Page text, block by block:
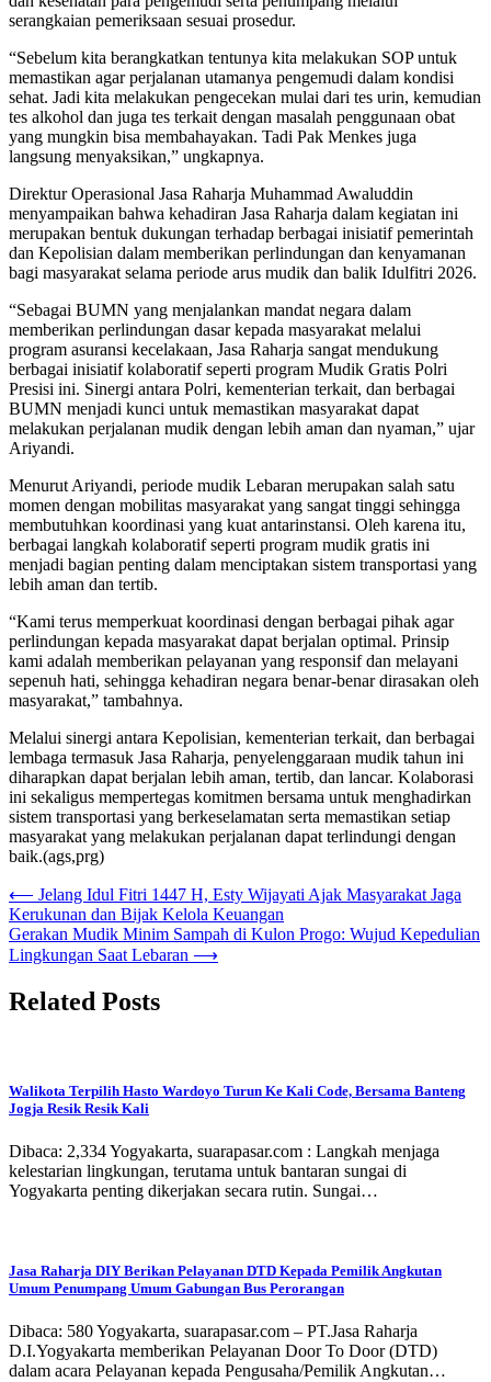
serangkaian pemeriksaan sesuai prosedur.
“Sebelum kita berangkatkan tentunya kita melakukan SOP untuk
memastikan agar perjalanan utamanya pengemudi dalam kondisi
sehat. Jadi kita melakukan pengecekan mulai dari tes urin, kemudian
tes alkohol dan juga tes terkait dengan masalah penggunaan obat
yang mungkin bisa membahayakan. Tadi Pak Menkes juga
langsung menyaksikan,” ungkapnya.
Direktur Operasional Jasa Raharja Muhammad Awaluddin
menyampaikan bahwa kehadiran Jasa Raharja dalam kegiatan ini
merupakan bentuk dukungan terhadap berbagai inisiatif pemerintah
dan Kepolisian dalam memberikan perlindungan dan kenyamanan
bagi masyarakat selama periode arus mudik dan balik Idulfitri 2026.
“Sebagai BUMN yang menjalankan mandat negara dalam
memberikan perlindungan dasar kepada masyarakat melalui
program asuransi kecelakaan, Jasa Raharja sangat mendukung
berbagai inisiatif kolaboratif seperti program Mudik Gratis Polri
Presisi ini. Sinergi antara Polri, kementerian terkait, dan berbagai
BUMN menjadi kunci untuk memastikan masyarakat dapat
melakukan perjalanan mudik dengan lebih aman dan nyaman,” ujar
Ariyandi.
Menurut Ariyandi, periode mudik Lebaran merupakan salah satu
momen dengan mobilitas masyarakat yang sangat tinggi sehingga
membutuhkan koordinasi yang kuat antarinstansi. Oleh karena itu,
berbagai langkah kolaboratif seperti program mudik gratis ini
menjadi bagian penting dalam menciptakan sistem transportasi yang
lebih aman dan tertib.
“Kami terus memperkuat koordinasi dengan berbagai pihak agar
perlindungan kepada masyarakat dapat berjalan optimal. Prinsip
kami adalah memberikan pelayanan yang responsif dan melayani
sepenuh hati, sehingga kehadiran negara benar-benar dirasakan oleh
masyarakat,” tambahnya.
Melalui sinergi antara Kepolisian, kementerian terkait, dan berbagai
lembaga termasuk Jasa Raharja, penyelenggaraan mudik tahun ini
diharapkan dapat berjalan lebih aman, tertib, dan lancar. Kolaborasi
ini sekaligus mempertegas komitmen bersama untuk menghadirkan
sistem transportasi yang berkeselamatan serta memastikan setiap
masyarakat yang melakukan perjalanan dapat terlindungi dengan
baik.(ags,prg)
Navigasi
pos
⟵ Jelang Idul Fitri 1447 H, Esty Wijayati Ajak Masyarakat Jaga
Kerukunan dan Bijak Kelola Keuangan
Gerakan Mudik Minim Sampah di Kulon Progo: Wujud Kepedulian
Lingkungan Saat Lebaran ⟶
Related Posts
Walikota Terpilih Hasto Wardoyo Turun Ke Kali Code, Bersama Banteng
Jogja Resik Resik Kali
Dibaca: 2,334 Yogyakarta, suarapasar.com : Langkah menjaga
kelestarian lingkungan, terutama untuk bantaran sungai di
Yogyakarta penting dikerjakan secara rutin. Sungai…
Jasa Raharja DIY Berikan Pelayanan DTD Kepada Pemilik Angkutan
Umum Penumpang Umum Gabungan Bus Perorangan
Dibaca: 580 Yogyakarta, suarapasar.com – PT.Jasa Raharja
D.I.Yogyakarta memberikan Pelayanan Door To Door (DTD)
dalam acara Pelayanan kepada Pengusaha/Pemilik Angkutan…